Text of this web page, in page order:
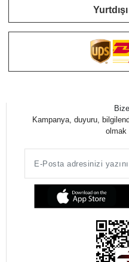
Kampanya, duyuru,
olmak